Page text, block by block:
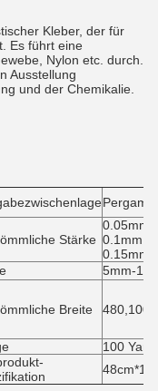
Kleber, der für
Es führt eine
Nylon etc. durch.
Ausstellung
und der Chemikalie.
Stärke
0.05mm,
0.1mm,
0.15mm,
5mm-
Breite
100